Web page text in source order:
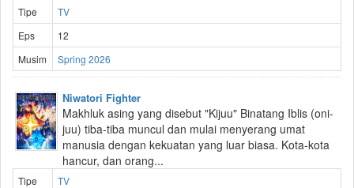
Tipe
TV
Eps
12
Musim
Spring 2026
Niwatori Fighter
Makhluk asing yang disebut "Kijuu" Binatang Iblis (oni-
juu) tiba-tiba muncul dan mulai menyerang umat
manusia dengan kekuatan yang luar biasa. Kota-kota
hancur, dan orang...
Tipe
TV